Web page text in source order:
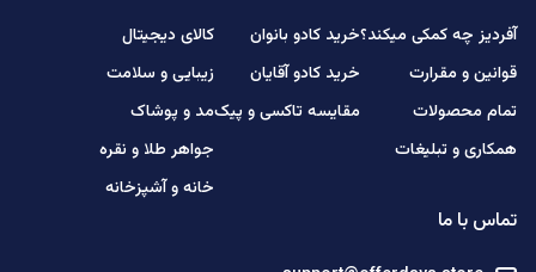
آفردیز چه کمکی میکند؟
قوانین و مقرارت
تمام محصولات
همکاری و تبلیغات
خرید کادو بانوان
خرید کادو آقایان
مقایسه تاکسی و پیک
کالای دیجیتال
زیبایی و سلامت
مد و پوشاک
جواهر طلا و نقره
خانه و آشپزخانه
تماس با ما